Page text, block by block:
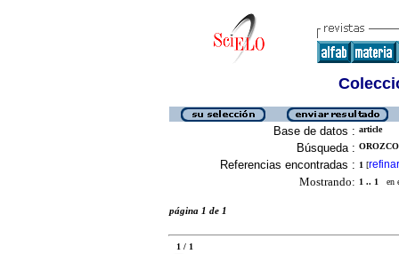
Base de datos : article
Búsqueda :
Referencias encontradas : 1 [refinar
Mostrando: 1 .. 1 en
página 1 de 1
1 / 1